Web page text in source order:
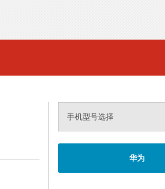
手机型号选择
华为